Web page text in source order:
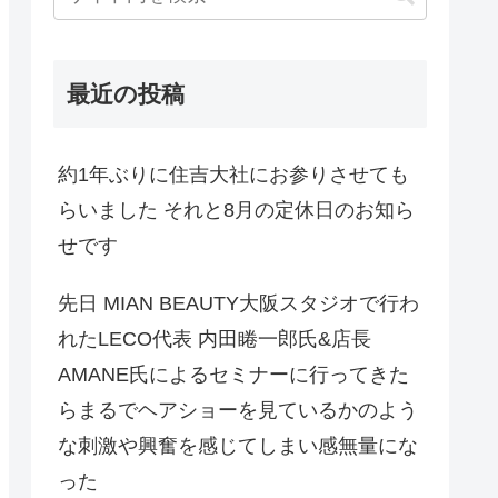
最近の投稿
約1年ぶりに住吉大社にお参りさせても
らいました それと8月の定休日のお知ら
せです
先日 MIAN BEAUTY大阪スタジオで行わ
れたLECO代表 内田睠一郎氏&店長
AMANE氏によるセミナーに行ってきた
らまるでヘアショーを見ているかのよう
な刺激や興奮を感じてしまい感無量にな
った